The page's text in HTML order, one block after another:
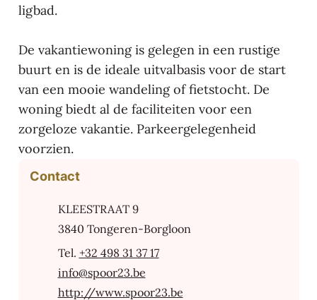
ligbad.
De vakantiewoning is gelegen in een rustige
buurt en is de ideale uitvalbasis voor de start
van een mooie wandeling of fietstocht. De
woning biedt al de faciliteiten voor een
zorgeloze vakantie. Parkeergelegenheid
voorzien.
Contact
AdresKLEESTRAAT 9
,3840 Tongeren-Borgloon
+32 498 31 37 17
E-mailinfo@spoor23.be
Websitehttp://www.spoor23.be